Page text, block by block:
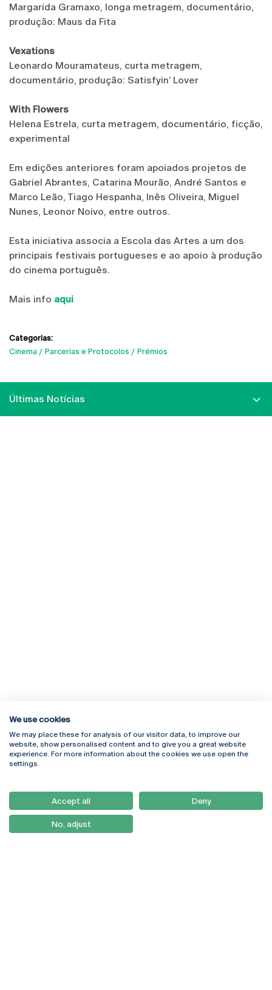
Margarida Gramaxo, longa metragem, documentário,
produção: Maus da Fita
Vexations
Leonardo Mouramateus, curta metragem,
documentário, produção: Satisfyin’ Lover
With Flowers
Helena Estrela, curta metragem, documentário, ficção,
experimental
Em edições anteriores foram apoiados projetos de
Gabriel Abrantes, Catarina Mourão, André Santos e
Marco Leão, Tiago Hespanha, Inês Oliveira, Miguel
Nunes, Leonor Noivo, entre outros.
Esta iniciativa associa a Escola das Artes a um dos
principais festivais portugueses e ao apoio à produção
do cinema português.
Mais info aqui
Categorias:
Cinema
Parcerias e Protocolos Prémios
Últimas Notícias
Rua Diogo Botelho 1327
4169-005 Porto
+351 226 196 240
Campus Online
Webmail
Como Chegar
Newsletter
We use cookies
We may place these for analysis of our visitor data, to improve our
website, show personalised content and to give you a great website
experience. For more information about the cookies we use open the
settings.
Accept all Deny
No, adjust